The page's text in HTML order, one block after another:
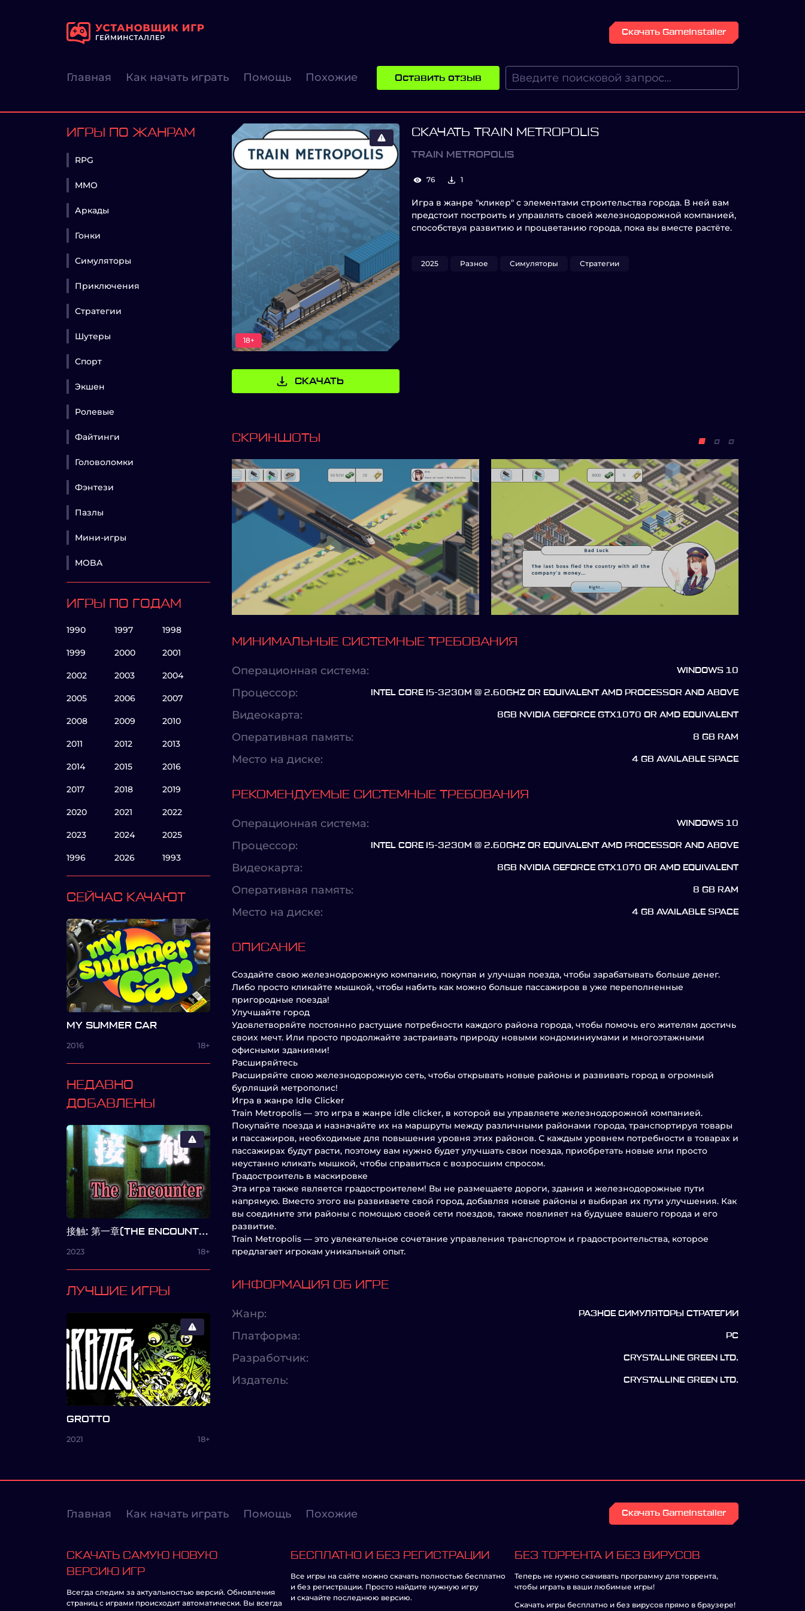
Скачать GameInstaller
Главная Как начать играть Помощь Похожие Оставить отзыв
ИГРЫ ПО ЖАНРАМ
RPG
MMO
Аркады
Гонки
Симуляторы
Приключения
Стратегии
Шутеры
Спорт
Экшен
Ролевые
Файтинги
Головоломки
Фэнтези
Пазлы
Мини-игры
MOBA
ИГРЫ ПО ГОДАМ
1990 1997 1998
1999 2000 2001
2002 2003 2004
2005 2006 2007
2008 2009 2010
2011 2012 2013
2014 2015 2016
2017 2018 2019
2020 2021 2022
2023 2024 2025
1996 2026 1993
СЕЙЧАС КАЧАЮТ
MY SUMMER CAR
2016 18+
НЕДАВНО
ДОБАВЛЕНЫ
接触: 第一章(THE ENCOUNTER: CHAPTER ONE)
2023 18+
ЛУЧШИЕ ИГРЫ
GROTTO
2021 18+
18+
СКАЧАТЬ
СКАЧАТЬ TRAIN METROPOLIS
TRAIN METROPOLIS
76 1
Игра в жанре "кликер" с элементами строительства города. В ней вам
предстоит построить и управлять своей железнодорожной компанией,
способствуя развитию и процветанию города, пока вы вместе растёте.
2025 Разное Симуляторы Стратегии
СКРИНШОТЫ
МИНИМАЛЬНЫЕ СИСТЕМНЫЕ ТРЕБОВАНИЯ
Операционная система: WINDOWS 10
Процессор: INTEL CORE I5-3230M @ 2.60GHZ OR EQUIVALENT AMD PROCESSOR AND ABOVE
Видеокарта: 8GB NVIDIA GEFORCE GTX1070 OR AMD EQUIVALENT
Оперативная память: 8 GB RAM
Место на диске: 4 GB AVAILABLE SPACE
РЕКОМЕНДУЕМЫЕ СИСТЕМНЫЕ ТРЕБОВАНИЯ
Операционная система: WINDOWS 10
Процессор: INTEL CORE I5-3230M @ 2.60GHZ OR EQUIVALENT AMD PROCESSOR AND ABOVE
Видеокарта: 8GB NVIDIA GEFORCE GTX1070 OR AMD EQUIVALENT
Оперативная память: 8 GB RAM
Место на диске: 4 GB AVAILABLE SPACE
ОПИСАНИЕ
Создайте свою железнодорожную компанию, покупая и улучшая поезда, чтобы зарабатывать больше денег.
Либо просто кликайте мышкой, чтобы набить как можно больше пассажиров в уже переполненные
пригородные поезда!
Улучшайте город
Удовлетворяйте постоянно растущие потребности каждого района города, чтобы помочь его жителям достичь
своих мечт. Или просто продолжайте застраивать природу новыми кондоминиумами и многоэтажными
офисными зданиями!
Расширяйтесь
Расширяйте свою железнодорожную сеть, чтобы открывать новые районы и развивать город в огромный
бурлящий метрополис!
Игра в жанре Idle Clicker
Train Metropolis — это игра в жанре idle clicker, в которой вы управляете железнодорожной компанией.
Покупайте поезда и назначайте их на маршруты между различными районами города, транспортируя товары
и пассажиров, необходимые для повышения уровня этих районов. С каждым уровнем потребности в товарах и
пассажирах будут расти, поэтому вам нужно будет улучшать свои поезда, приобретать новые или просто
неустанно кликать мышкой, чтобы справиться с возросшим спросом.
Градостроитель в маскировке
Эта игра также является градостроителем! Вы не размещаете дороги, здания и железнодорожные пути
напрямую. Вместо этого вы развиваете свой город, добавляя новые районы и выбирая их пути улучшения. Как
вы соедините эти районы с помощью своей сети поездов, также повлияет на будущее вашего города и его
развитие.
Train Metropolis — это увлекательное сочетание управления транспортом и градостроительства, которое
предлагает игрокам уникальный опыт.
ИНФОРМАЦИЯ ОБ ИГРЕ
Жанр: РАЗНОЕ СИМУЛЯТОРЫ СТРАТЕГИИ
Платформа: PC
Разработчик: CRYSTALLINE GREEN LTD.
Издатель: CRYSTALLINE GREEN LTD.
Главная Как начать играть Помощь Похожие Скачать GameInstaller
СКАЧАТЬ САМУЮ НОВУЮ
ВЕРСИЮ ИГР
Всегда следим за актуальностью версий. Обновления
страниц с играми происходит автоматически. Вы всегда
БЕСПЛАТНО И БЕЗ РЕГИСТРАЦИИ
Все игры на сайте можно скачать полностью бесплатно
и без регистрации. Просто найдите нужную игру
и скачайте последнюю версию.
БЕЗ ТОРРЕНТА И БЕЗ ВИРУСОВ
Теперь не нужно скачивать программу для торрента,
чтобы играть в ваши любимые игры!
Скачать игры бесплатно и без вирусов прямо в браузере!